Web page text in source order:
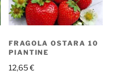
FRAGOLA OSTARA 10
PIANTINE
12,65€